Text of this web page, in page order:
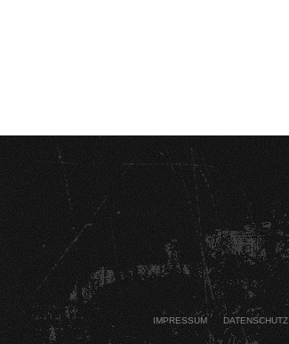
IMPRESSUM DATENSCHUTZ